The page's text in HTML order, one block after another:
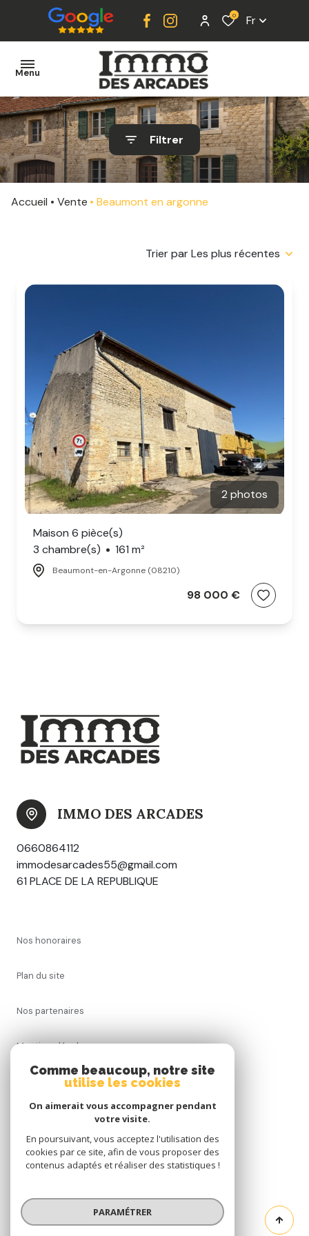
0 Fr
Menu
ACCUEIL
VENTE
LOCATION
CONTACT
Filtrer
Accueil Vente Beaumont en argonne
Trier par Les plus récentes
2 photos
Maison 6 pièce(s)
3 chambre(s)
161 m²
Beaumont-en-Argonne (08210)
98 000 €
IMMO DES ARCADES
0660864112
immodesarcades55@gmail.com
61 PLACE DE LA REPUBLIQUE
nos honoraires
plan du site
nos partenaires
mentions légales
cookies
© 2026 | Tous droits réservés
Comme beaucoup, notre site
utilise les cookies
On aimerait vous accompagner pendant
votre visite.
En poursuivant, vous acceptez l'utilisation des
cookies par ce site, afin de vous proposer des
contenus adaptés et réaliser des statistiques !
PARAMÉTRER